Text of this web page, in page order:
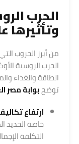
الحرب
من أبرز الحروب
الحرب الروسية
الطاقة والغذاء
توضحبوابة مصر
ارتفاع
خاصة الحديد
التكلفة